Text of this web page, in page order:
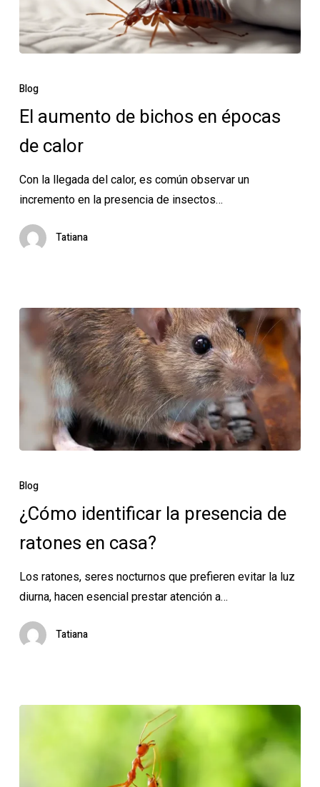
aumento
bichos
en
de
calor
Blog
El aumento de bichos en épocas
de calor
Con la llegada del calor, es común observar un
incremento en la presencia de insectos…
Tatiana
identificar
presencia
de
en
casa?
Blog
¿Cómo identificar la presencia de
ratones en casa?
Los ratones, seres nocturnos que prefieren evitar la luz
diurna, hacen esencial prestar atención a…
Tatiana